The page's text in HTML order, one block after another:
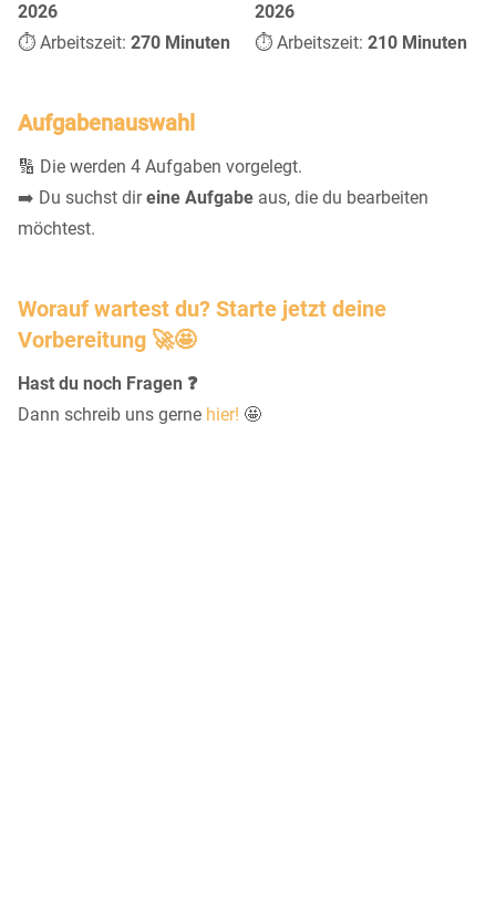
2026
⏱️ Arbeitszeit: 270 Minuten
2026
⏱️ Arbeitszeit: 210 Minuten
Aufgabenauswahl
🔢 Die werden 4 Aufgaben vorgelegt.
➡️ Du suchst direine Aufgabe aus, die du bearbeiten
möchtest.
Worauf wartest du? Starte jetzt deine
Vorbereitung 🚀🤩
Hast du noch Fragen ❓
Dann schreib uns gerne hier! 🤩